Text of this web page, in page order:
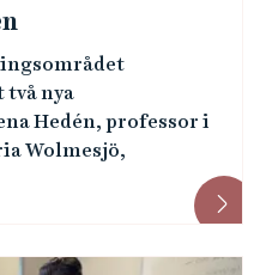
nya
Hedén, professor i
Wolmesjö,